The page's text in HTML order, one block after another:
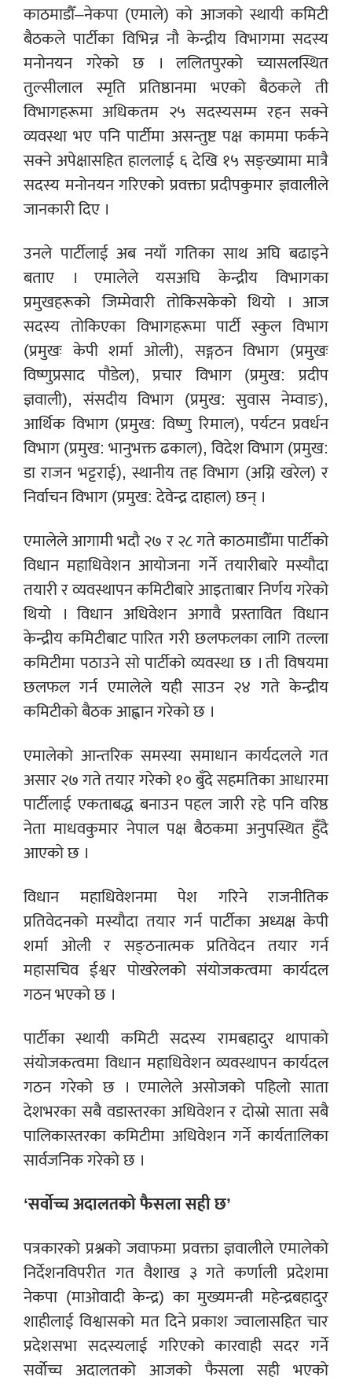
काठमाडौँ–नेकपा (एमाले) को आजको स्थायी कमिटी
बैठकले पार्टीका विभिन्न नौ केन्द्रीय विभागमा सदस्य
मनोनयन गरेको छ । ललितपुरको च्यासलस्थित
तुल्सीलाल स्मृति प्रतिष्ठानमा भएको बैठकले ती
विभागहरूमा अधिकतम २५ सदस्यसम्म रहन सक्ने
व्यवस्था भए पनि पार्टीमा असन्तुष्ट पक्ष काममा फर्कने
सक्ने अपेक्षासहित हाललाई ६ देखि १५ सङ्ख्यामा मात्रै
सदस्य मनोनयन गरिएको प्रवक्ता प्रदीपकुमार ज्ञवालीले
जानकारी दिए ।
उनले पार्टीलाई अब नयाँ गतिका साथ अघि बढाइने
बताए । एमालेले यसअघि केन्द्रीय विभागका
प्रमुखहरूको जिम्मेवारी तोकिसकेको थियो । आज
सदस्य तोकिएका विभागहरूमा पार्टी स्कुल विभाग
(प्रमुखः केपी शर्मा ओली), सङ्गठन विभाग (प्रमुखः
विष्णुप्रसाद पौडेल), प्रचार विभाग (प्रमुख: प्रदीप
ज्ञवाली), संसदीय विभाग (प्रमुख: सुवास नेम्वाङ),
आर्थिक विभाग (प्रमुख: विष्णु रिमाल), पर्यटन प्रवर्धन
विभाग (प्रमुख: भानुभक्त ढकाल), विदेश विभाग (प्रमुख:
डा राजन भट्टराई), स्थानीय तह विभाग (अग्नि खरेल) र
निर्वाचन विभाग (प्रमुख: देवेन्द्र दाहाल) छन् ।
एमालेले आगामी भदौ २७ र २८ गते काठमाडौँमा पार्टीको
विधान महाधिवेशन आयोजना गर्ने तयारीबारे मस्यौदा
तयारी र व्यवस्थापन कमिटीबारे आइताबार निर्णय गरेको
थियो । विधान अधिवेशन अगावै प्रस्तावित विधान
केन्द्रीय कमिटीबाट पारित गरी छलफलका लागि तल्ला
कमिटीमा पठाउने सो पार्टीको व्यवस्था छ । ती विषयमा
छलफल गर्न एमालेले यही साउन २४ गते केन्द्रीय
कमिटीको बैठक आह्वान गरेको छ ।
एमालेको आन्तरिक समस्या समाधान कार्यदलले गत
असार २७ गते तयार गरेको १० बुँदे सहमतिका आधारमा
पार्टीलाई एकताबद्ध बनाउन पहल जारी रहे पनि वरिष्ठ
नेता माधवकुमार नेपाल पक्ष बैठकमा अनुपस्थित हुँदै
आएको छ ।
विधान महाधिवेशनमा पेश गरिने राजनीतिक
प्रतिवेदनको मस्यौदा तयार गर्न पार्टीका अध्यक्ष केपी
शर्मा ओली र सङ्ठनात्मक प्रतिवेदन तयार गर्न
महासचिव ईश्वर पोखरेलको संयोजकत्वमा कार्यदल
गठन भएको छ ।
पार्टीका स्थायी कमिटी सदस्य रामबहादुर थापाको
संयोजकत्वमा विधान महाधिवेशन व्यवस्थापन कार्यदल
गठन गरेको छ । एमालेले असोजको पहिलो साता
देशभरका सबै वडास्तरका अधिवेशन र दोस्रो साता सबै
पालिकास्तरका कमिटीमा अधिवेशन गर्ने कार्यतालिका
सार्वजनिक गरेको छ ।
‘सर्वोच्च अदालतको फैसला सही छ’
पत्रकारको प्रश्नको जवाफमा प्रवक्ता ज्ञवालीले एमालेको
निर्देशनविपरीत गत वैशाख ३ गते कर्णाली प्रदेशमा
नेकपा (माओवादी केन्द्र) का मुख्यमन्त्री महेन्द्रबहादुर
शाहीलाई विश्वासको मत दिने प्रकाश ज्वालासहित चार
प्रदेशसभा सदस्यलाई गरिएको कारवाही सदर गर्ने
सर्वाेच्च अदालतको आजको फैसला सही भएको